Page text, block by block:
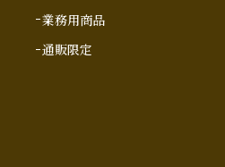
業務用商品
通販限定